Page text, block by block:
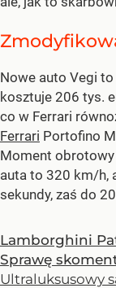
Nowe auto Vegi
kosztuje 206 tys.
co w Ferrari
Ferrari Portofino
Moment
auta to 320 km/h,
sekundy, zaś do
Lamborghini
Sprawę
Ultraluksusowy